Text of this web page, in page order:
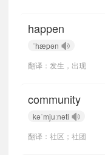
happen
ˈhæpən
翻译：发生，出现
community
kəˈmjuːnəti
翻译：社区；社团